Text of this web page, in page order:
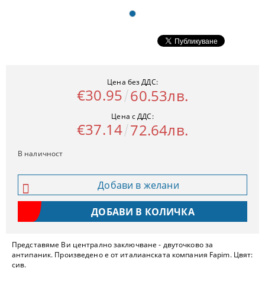
Представяме Ви централно заключване - двуточково за
антипаник. Произведено е от италианската компания Fapim. Цвят:
сив.
Цена без ДДС:
€30.95 60.53лв.
Цена с ДДС:
€37.14 72.64лв.
В наличност
Добави в желани